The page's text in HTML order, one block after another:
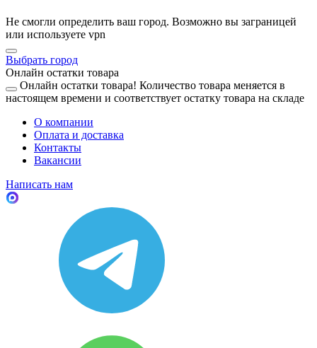
Не смогли определить ваш город. Возможно вы заграницей
или используете vpn
Выбрать город
Онлайн остатки товара
Онлайн остатки товара! Количество товара меняется в
настоящем времени и соответствует остатку товара на складе
О компании
Оплата и доставка
Контакты
Вакансии
Написать нам